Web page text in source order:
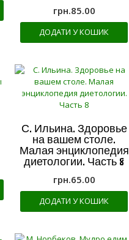
грн.85.00
ДОДАТИ У КОШИК
С. Ильина. Здоровье
на вашем столе.
Малая энциклопедия
диетологии. Часть 8
грн.65.00
ДОДАТИ У КОШИК